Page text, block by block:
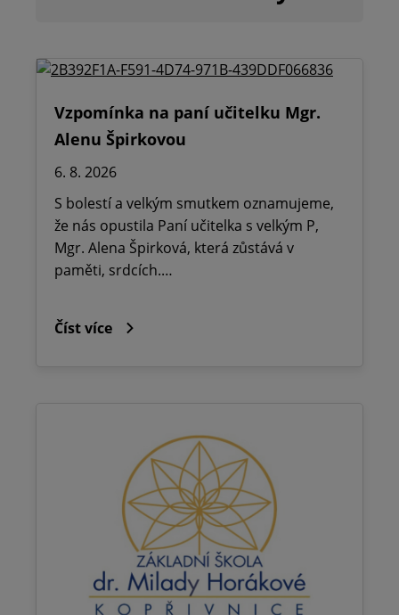
Vzpomínka na paní učitelku Mgr.
Alenu Špirkovou
6. 8. 2026
S bolestí a velkým smutkem oznamujeme,
že nás opustila Paní učitelka s velkým P,
Mgr. Alena Špirková, která zůstává v
paměti, srdcích.…
Číst více